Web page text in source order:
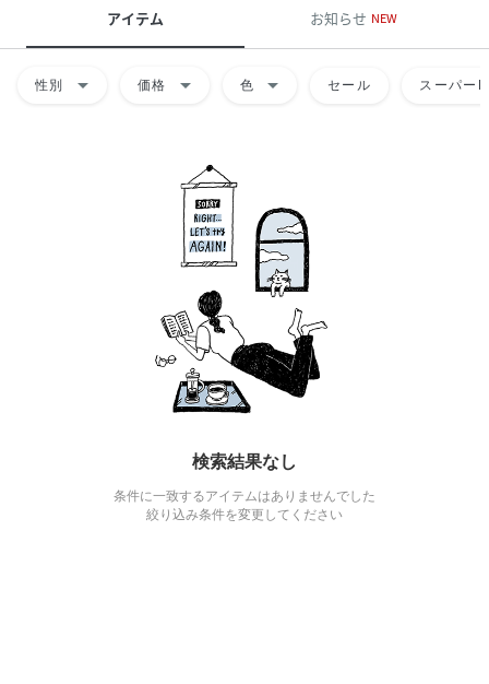
アイテム お知らせ NEW
性別 arrow_drop_down 価格 arrow_drop_down 色 arrow_drop_down セール スーパー
検索結果なし
条件に一致するアイテムはありませんでした
絞り込み条件を変更してください